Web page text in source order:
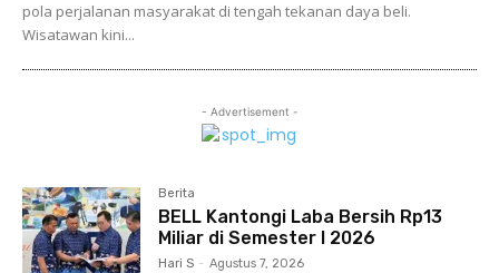
pola perjalanan masyarakat di tengah tekanan daya beli.
Wisatawan kini...
- Advertisement -
Berita
BELL Kantongi Laba Bersih Rp13
Miliar di Semester I 2026
Hari S - Agustus 7, 2026